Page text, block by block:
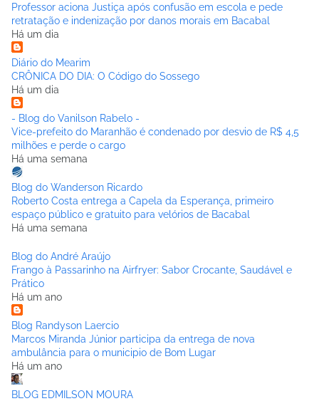
Professor aciona Justiça após confusão em escola e pede
retratação e indenização por danos morais em Bacabal
Há um dia
Diário do Mearim
CRÔNICA DO DIA: O Código do Sossego
Há um dia
- Blog do Vanilson Rabelo -
Vice-prefeito do Maranhão é condenado por desvio de R$ 4,5
milhões e perde o cargo
Há uma semana
Blog do Wanderson Ricardo
Roberto Costa entrega a Capela da Esperança, primeiro
espaço público e gratuito para velórios de Bacabal
Há uma semana
Blog do André Araújo
Frango à Passarinho na Airfryer: Sabor Crocante, Saudável e
Prático
Há um ano
Blog Randyson Laercio
Marcos Miranda Júnior participa da entrega de nova
ambulância para o municipio de Bom Lugar
Há um ano
BLOG EDMILSON MOURA